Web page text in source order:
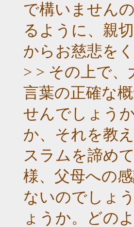
で構いません
るように、親
からお慈悲を
> > その上で
言葉の正確な
せんでしょう
か、それを教
スラムを諦め
様、父母への
ないのでしょ
ょうか。どの